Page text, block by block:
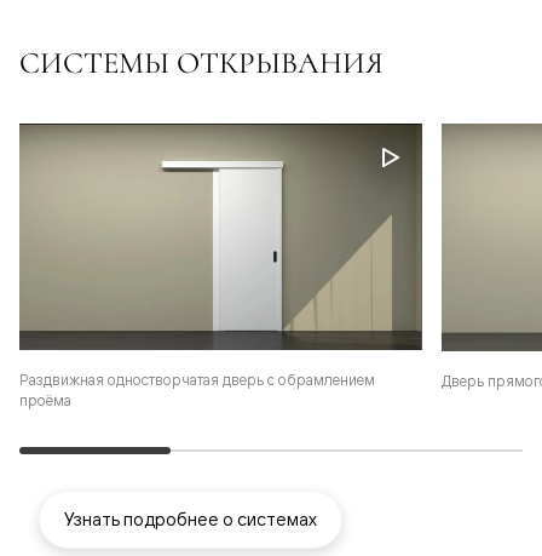
СИСТЕМЫ ОТКРЫВАНИЯ
Раздвижная одностворчатая дверь с обрамлением
проёма
Дверь
Узнать подробнее о системах